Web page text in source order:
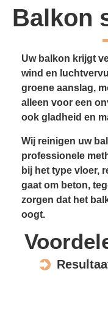
Balkon
Uw balkon krijgt
wind en
groene aanslag,
alleen voor een
ook gladheid en
Wij reinigen uw
professionele
bij het type vloer,
gaat om beton,
zorgen dat het
oogt.